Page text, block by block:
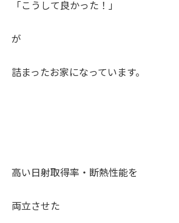
「こうして良かった！」
が
詰まったお家になっています。
高い日射取得率・断熱性能を
両立させた